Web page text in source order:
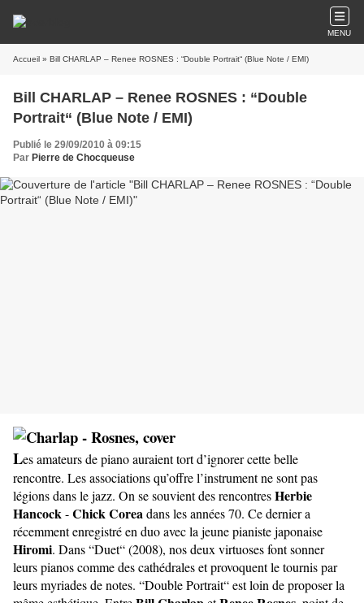
MENU
Accueil » Bill CHARLAP – Renee ROSNES : “Double Portrait“ (Blue Note / EMI)
Bill CHARLAP – Renee ROSNES : “Double
Portrait“ (Blue Note / EMI)
Publié le 29/09/2010 à 09:15
Par Pierre de Chocqueuse
Les amateursde piano auraient tort d’ignorer cette belle
rencontre. Les associations qu’offre l’instrument ne sont pas
légions dans le jazz. On se souvient des rencontresHerbie
Hancock-Chick Coreadans les années 70. Ce dernier a
récemment enregistré en duo avec la jeune pianiste japonaise
Hiromi. Dans “Duet“ (2008), nos deux virtuoses font sonner
leurs pianos comme des cathédrales et provoquent le tournis par
leurs myriades de notes. “Double Portrait“ est loin de proposer la